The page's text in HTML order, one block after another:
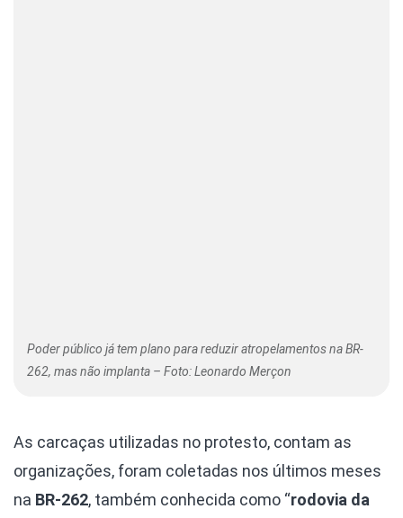
Poder público já tem plano para reduzir atropelamentos na BR-
262, mas não implanta – Foto: Leonardo Merçon
As carcaças utilizadas no protesto, contam as
organizações, foram coletadas nos últimos meses
na BR-262, também conhecida como “rodovia da